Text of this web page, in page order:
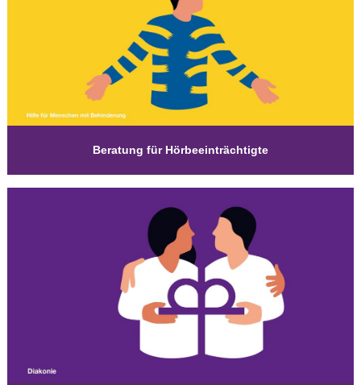
Beratung für Hörbeeinträchtigte